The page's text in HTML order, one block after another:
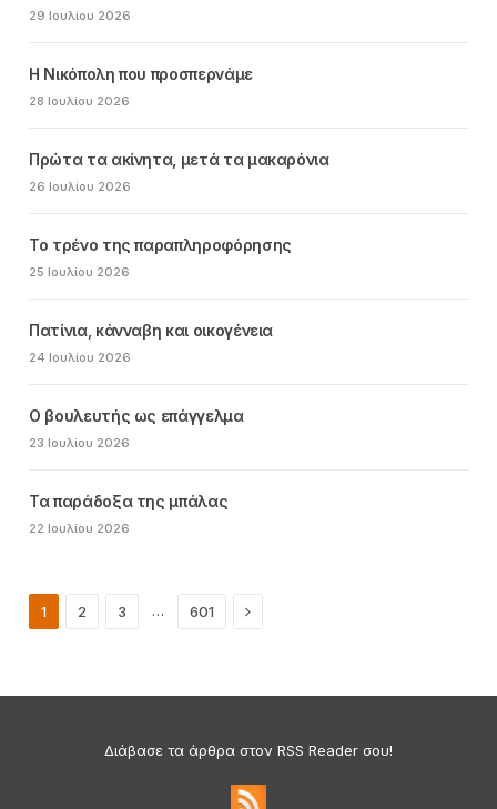
29 Ιουλίου 2026
Η Νικόπολη που προσπερνάμε
28 Ιουλίου 2026
Πρώτα τα ακίνητα, μετά τα μακαρόνια
26 Ιουλίου 2026
Το τρένο της παραπληροφόρησης
25 Ιουλίου 2026
Πατίνια, κάνναβη και οικογένεια
24 Ιουλίου 2026
Ο βουλευτής ως επάγγελμα
23 Ιουλίου 2026
Τα παράδοξα της μπάλας
22 Ιουλίου 2026
1 2 3 … 601 Next
Διάβασε τα άρθρα στον RSS Reader σου!